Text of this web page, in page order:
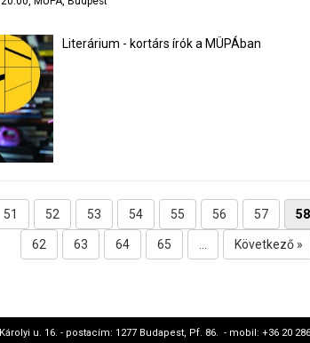
Literárium - kortárs írók a MÜPÁban
51 52 53 54 55 56 57 58
62 63 64 65 ... Következő »
u. 16. - postacím: 1277 Budapest, Pf. 86. - mobil: +36 20